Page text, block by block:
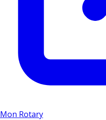
Mon Rotary